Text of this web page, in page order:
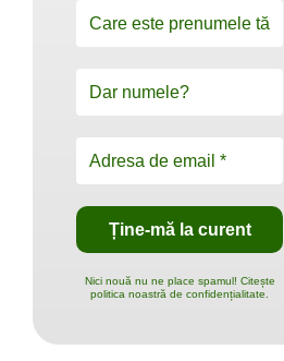
Nici nouă nu ne place spamul! Citește
politica noastră de confidențialitate.